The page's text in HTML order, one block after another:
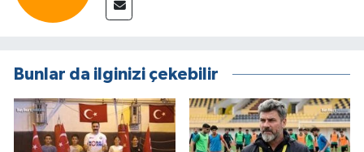
Bunlar da ilginizi çekebilir